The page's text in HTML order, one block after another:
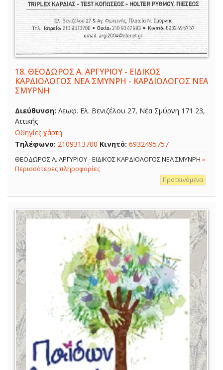
18. ΘΕΟΔΩΡΟΣ Α. ΑΡΓΥΡΙΟΥ - ΕΙΔΙΚΟΣ
ΚΑΡΔΙΟΛΟΓΟΣ ΝΕΑ ΣΜΥΝΡΗ - ΚΑΡΔΙΟΛΟΓΟΣ ΝΕΑ
ΣΜΥΡΝΗ
Διεύθυνση: Λεωφ. Ελ. Βενιζέλου 27, Νέα Σμύρνη 171 23,
Αττικής
Οδηγίες χάρτη
Τηλέφωνο: 2109313700 Κινητό: 6932495757
ΘΕΟΔΩΡΟΣ Α. ΑΡΓΥΡΙΟΥ - ΕΙΔΙΚΟΣ ΚΑΡΔΙΟΛΟΓΟΣ ΝΕΑ ΣΜΥΝΡΗ »
Περισσότερες πληροφορίες
Προτεινόμενα